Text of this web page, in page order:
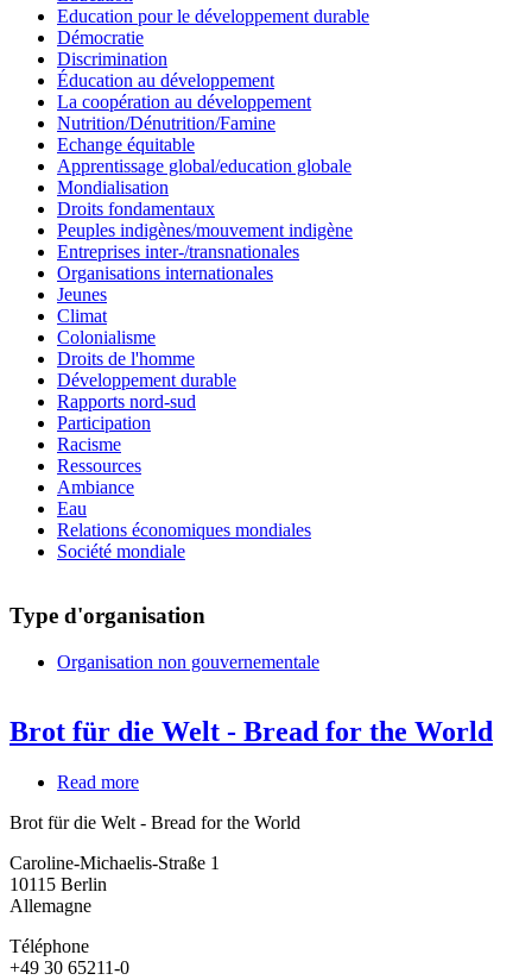
Education pour le développement durable
Démocratie
Discrimination
Éducation au développement
La coopération au développement
Nutrition/Dénutrition/Famine
Echange équitable
Apprentissage global/education globale
Mondialisation
Droits fondamentaux
Peuples indigènes/mouvement indigène
Entreprises inter-/transnationales
Organisations internationales
Jeunes
Climat
Colonialisme
Droits de l'homme
Développement durable
Rapports nord-sud
Participation
Racisme
Ressources
Ambiance
Eau
Relations économiques mondiales
Société mondiale
Type d'organisation
Organisation non gouvernementale
Brot für die Welt - Bread for the World
Read more
für
Welt
Brot für die Welt - Bread for the World
Caroline-Michaelis-Straße 1
10115 Berlin
Allemagne
Téléphone
+49 30 65211-0